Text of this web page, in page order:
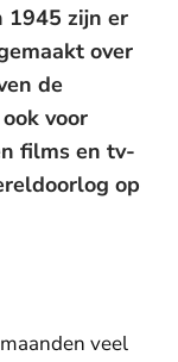
1945 zijn er
over
de
voor
films en tv-
op
veel